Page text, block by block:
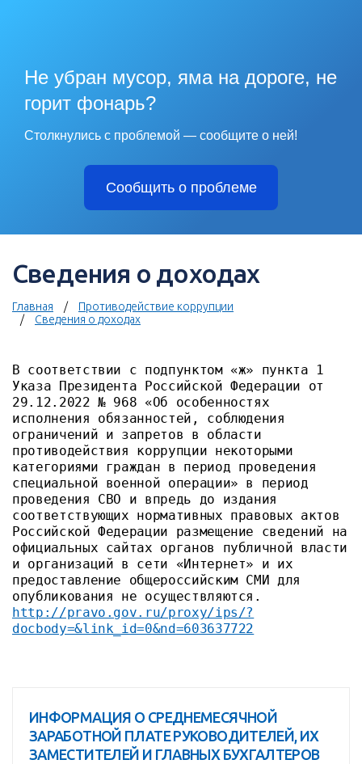
Не убран мусор, яма на дороге, не
горит фонарь?
Столкнулись с проблемой — сообщите о ней!
Сообщить о проблеме
Сведения о доходах
Главная
Противодействие коррупции
Сведения о доходах
В соответствии с подпунктом «ж» пункта 1
Указа Президента Российской Федерации от
29.12.2022 № 968 «Об особенностях
исполнения обязанностей, соблюдения
ограничений и запретов в области
противодействия коррупции некоторыми
категориями граждан в период проведения
специальной военной операции» в период
проведения СВО и впредь до издания
соответствующих нормативных правовых актов
Российской Федерации размещение сведений на
официальных сайтах органов публичной власти
и организаций в сети «Интернет» и их
предоставление общероссийским СМИ для
опубликования не осуществляются.
http://pravo.gov.ru/proxy/ips/?
docbody=&link_id=0&nd=603637722
ИНФОРМАЦИЯ О СРЕДНЕМЕСЯЧНОЙ
ЗАРАБОТНОЙ ПЛАТЕ РУКОВОДИТЕЛЕЙ, ИХ
ЗАМЕСТИТЕЛЕЙ И ГЛАВНЫХ БУХГАЛТЕРОВ